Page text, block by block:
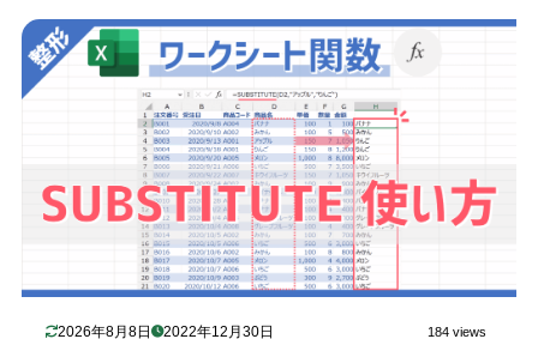
2026年8月8日 2022年12月30日 184 views